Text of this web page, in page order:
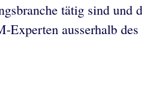
tätig sind
ausserhalb